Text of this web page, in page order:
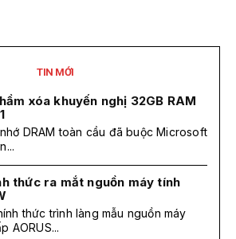
TIN MỚI
xóa khuyến nghị 32GB RAM
DRAM toàn cầu đã buộc Microsoft
thức ra mắt nguồn máy tính
thức trình làng mẫu nguồn máy
AORUS...